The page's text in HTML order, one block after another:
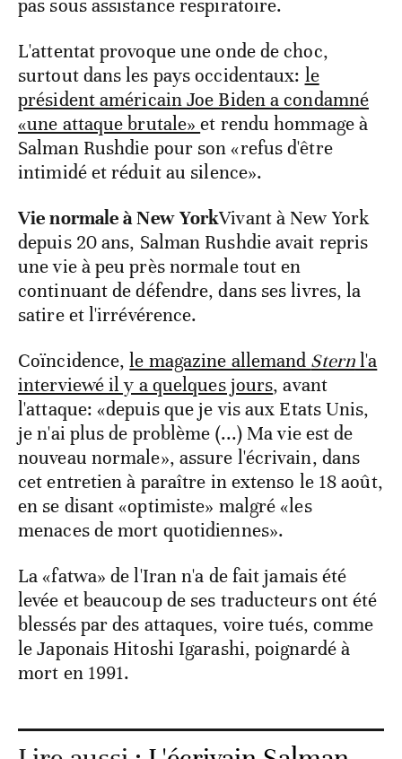
pas sous assistance respiratoire.
L'attentat provoque une onde de choc,
surtout dans les pays occidentaux: le
président américain Joe Biden a condamné
«une attaque brutale»et rendu hommage à
Salman Rushdie pour son «refus d'être
intimidé et réduit au silence».
Vie normale à New YorkVivant à New York
depuis 20 ans, Salman Rushdie avait repris
une vie à peu près normale tout en
continuant de défendre, dans ses livres, la
satire et l'irrévérence.
Coïncidence,le magazine allemand Sternl'a
interviewé il y a quelques jours, avant
l'attaque: «depuis que je vis aux Etats Unis,
je n'ai plus de problème (...) Ma vie est de
nouveau normale», assure l'écrivain, dans
cet entretien à paraître in extenso le 18 août,
en se disant «optimiste» malgré «les
menaces de mort quotidiennes».
La «fatwa» de l'Iran n'a de fait jamais été
levée et beaucoup de ses traducteurs ont été
blessés par des attaques, voire tués, comme
le Japonais Hitoshi Igarashi, poignardé à
mort en 1991.